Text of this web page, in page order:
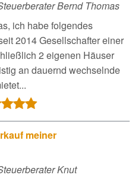
Bernd Thomas
ich habe folgendes
2014 Gesellschafter einer
2 eigenen Häuser
an dauernd wechselnde
meiner
Knut